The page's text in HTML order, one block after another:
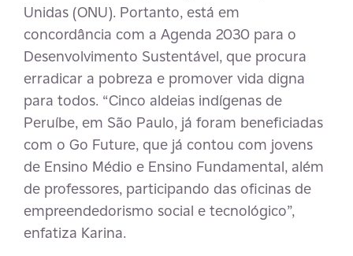
Unidas (ONU). Portanto, está em
concordância com a Agenda 2030 para o
Desenvolvimento Sustentável, que procura
erradicar a pobreza e promover vida digna
para todos. “Cinco aldeias indígenas de
Peruíbe, em São Paulo, já foram beneficiadas
com o Go Future, que já contou com jovens
de Ensino Médio e Ensino Fundamental, além
de professores, participando das oficinas de
empreendedorismo social e tecnológico”,
enfatiza Karina.